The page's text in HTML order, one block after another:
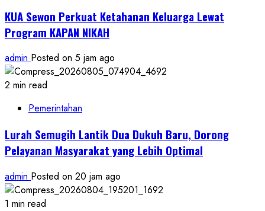
KUA Sewon Perkuat Ketahanan Keluarga Lewat
Program KAPAN NIKAH
admin Posted on 5 jam ago
2 min read
Pemerintahan
Lurah Semugih Lantik Dua Dukuh Baru, Dorong
Pelayanan Masyarakat yang Lebih Optimal
admin Posted on 20 jam ago
1 min read